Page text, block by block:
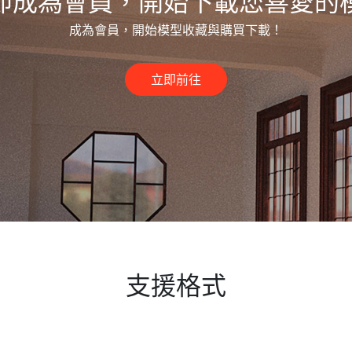
成為會員，開始模型收藏與購買下載！
立即前往
支援格式